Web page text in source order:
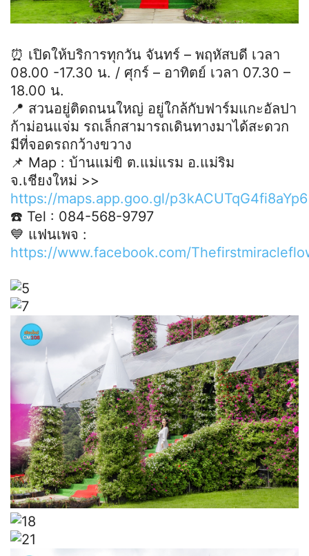
⏰ เปิดให้บริการทุกวัน จันทร์ – พฤหัสบดี เวลา
08.00 -17.30 น. / ศุกร์ – อาทิตย์ เวลา 07.30 –
18.00 น.
📍 สวนอยู่ติดถนนใหญ่ อยู่ใกล้กับฟาร์มแกะอัลปา
ก้าม่อนแจ่ม รถเล็กสามารถเดินทางมาได้สะดวก
มีที่จอดรถกว้างขวาง
📌 Map : บ้านแม่ขิ ต.แม่แรม อ.แม่ริม
จ.เชียงใหม่ >>
https://maps.app.goo.gl/p3kACUTqG4fi8aYp6
☎️ Tel : 084-568-9797
💙 แฟนเพจ :
https://www.facebook.com/